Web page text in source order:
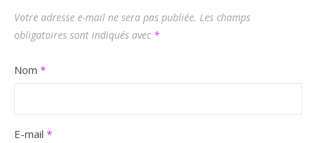
Votre adresse e-mail ne sera pas publiée. Les champs
obligatoires sont indiqués avec *
Nom *
E-mail *